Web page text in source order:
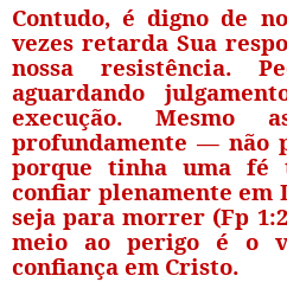
Contudo, é digno de
vezes retarda Sua
nossa resistência.
aguardando
execução. Mesmo
profundamente — não
porque tinha uma fé
confiar plenamente em
seja para morrer (Fp
meio ao perigo é o
confiança em Cristo.